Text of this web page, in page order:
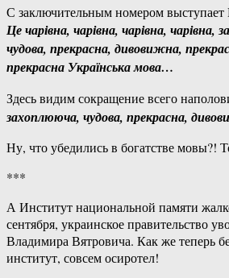
С заключительным номером выступает
Це чарівна, чарівна, чарівна, чарівна,
чудова, прекрасна, дивовижна,
прекрасна Українська мова…
Здесь видим сокращение всего
захоплююча, чудова, прекрасна,
Ну, что убедились в богатстве мовы?!
***
А Институт национальной памяти
сентября, украинское правительство
Владимира Вятровича. Как же теперь
институт, совсем осиротел!